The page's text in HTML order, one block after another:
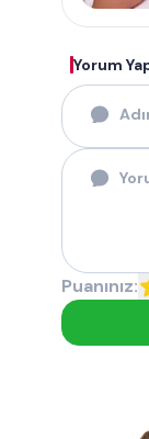
Yorum
Puanınız: